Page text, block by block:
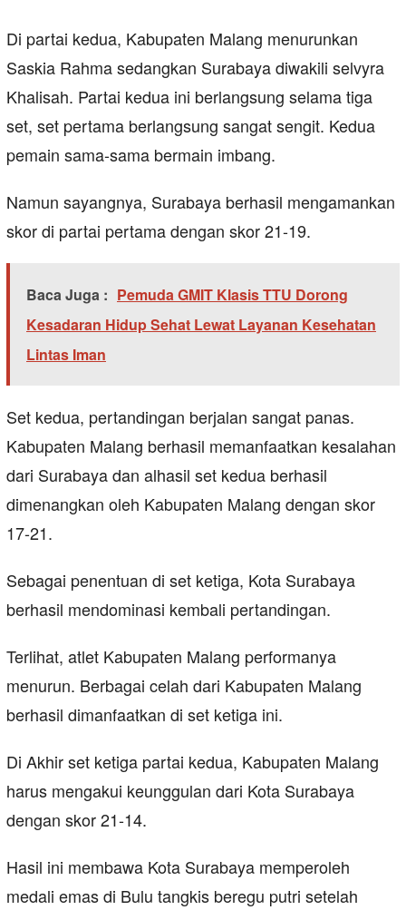
Di partai kedua, Kabupaten Malang menurunkan
Saskia Rahma sedangkan Surabaya diwakili selvyra
Khalisah. Partai kedua ini berlangsung selama tiga
set, set pertama berlangsung sangat sengit. Kedua
pemain sama-sama bermain imbang.
Namun sayangnya, Surabaya berhasil mengamankan
skor di partai pertama dengan skor 21-19.
Baca Juga : Pemuda GMIT Klasis TTU Dorong
Kesadaran Hidup Sehat Lewat Layanan Kesehatan
Lintas Iman
Set kedua, pertandingan berjalan sangat panas.
Kabupaten Malang berhasil memanfaatkan kesalahan
dari Surabaya dan alhasil set kedua berhasil
dimenangkan oleh Kabupaten Malang dengan skor
17-21.
Sebagai penentuan di set ketiga, Kota Surabaya
berhasil mendominasi kembali pertandingan.
Terlihat, atlet Kabupaten Malang performanya
menurun. Berbagai celah dari Kabupaten Malang
berhasil dimanfaatkan di set ketiga ini.
Di Akhir set ketiga partai kedua, Kabupaten Malang
harus mengakui keunggulan dari Kota Surabaya
dengan skor 21-14.
Hasil ini membawa Kota Surabaya memperoleh
medali emas di Bulu tangkis beregu putri setelah